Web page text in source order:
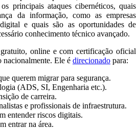
principais ataques cibernéticos, quais
da informação, como as empresas
e quais são as oportunidades de
conhecimento técnico avançado.
online e com certificação oficial
nacionalmente. Ele é direcionado para:
querem migrar para segurança.
(ADS, SI, Engenharia etc.).
de carreira.
e profissionais de infraestrutura.
entender riscos digitais.
entrar na área.